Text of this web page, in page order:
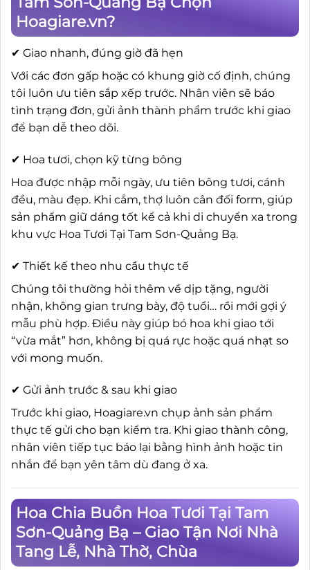
Hoagiare.vn?
✔ Giao nhanh, đúng giờ đã hẹn
Với các đơn gấp hoặc có khung giờ cố định, chúng
tôi luôn ưu tiên sắp xếp trước. Nhân viên sẽ báo
tình trạng đơn, gửi ảnh thành phẩm trước khi giao
để bạn dễ theo dõi.
✔ Hoa tươi, chọn kỹ từng bông
Hoa được nhập mỗi ngày, ưu tiên bông tươi, cánh
đều, màu đẹp. Khi cắm, thợ luôn cân đối form, giúp
sản phẩm giữ dáng tốt kể cả khi di chuyển xa trong
khu vực Hoa Tươi Tại Tam Sơn-Quảng Bạ.
✔ Thiết kế theo nhu cầu thực tế
Chúng tôi thường hỏi thêm về dịp tặng, người
nhận, không gian trưng bày, độ tuổi… rồi mới gợi ý
mẫu phù hợp. Điều này giúp bó hoa khi giao tới
“vừa mắt” hơn, không bị quá rực hoặc quá nhạt so
với mong muốn.
✔ Gửi ảnh trước & sau khi giao
Trước khi giao, Hoagiare.vn chụp ảnh sản phẩm
thực tế gửi cho bạn kiểm tra. Khi giao thành công,
nhân viên tiếp tục báo lại bằng hình ảnh hoặc tin
nhắn để bạn yên tâm dù đang ở xa.
Hoa Chia Buồn Hoa Tươi Tại Tam
Sơn-Quảng Bạ – Giao Tận Nơi Nhà
Tang Lễ, Nhà Thờ, Chùa